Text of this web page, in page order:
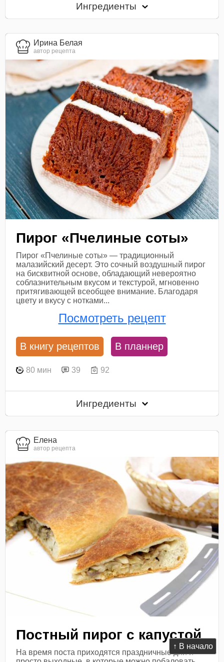
↑ В начало
Ингредиенты
Ирина Белая
автор рецепта
Пирог «Пчелиные соты»
Пирог «Пчелиные соты» — традиционный
малазийский десерт. Это сочный воздушный пирог
на бисквитной основе, обладающий невероятно
соблазнительным вкусом и текстурой, мгновенно
притягивающей всеобщее внимание. Благодаря
цвету и вкусу с нотками...
Посмотреть рецепт
В книгу рецептов В планнер
80 мин 39 92
Ингредиенты
Елена
автор рецепта
Постный пирог с капустой
На время поста приходятся праздничные дни и